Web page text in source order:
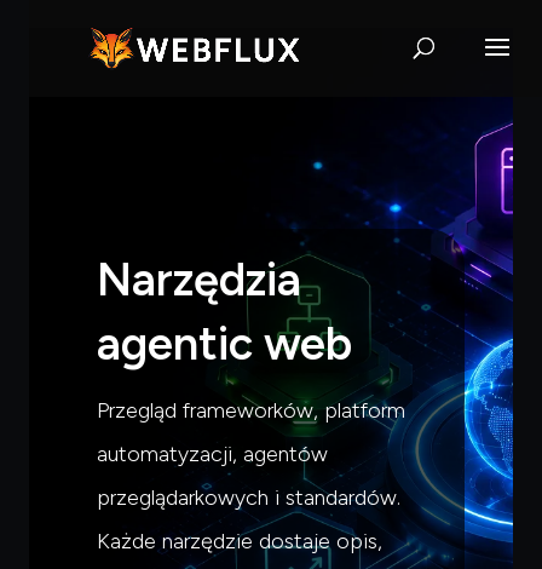
Narzędzia
agentic web
Przegląd frameworków, platform
automatyzacji, agentów
przeglądarkowych i standardów.
Każde narzędzie dostaje opis,